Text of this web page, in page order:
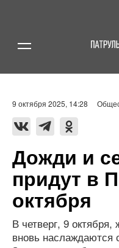
9 октября 2025, 14:28
Дожди и
придут в
октября
В четверг, 9
вновь